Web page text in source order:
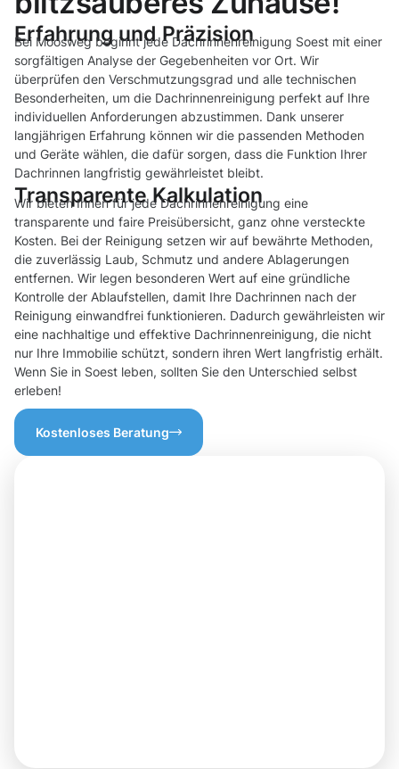
Erfahrung und Präzision
Bei Moosweg beginnt jede Dachrinnenreinigung Soest mit einer
sorgfältigen Analyse der Gegebenheiten vor Ort. Wir
überprüfen den Verschmutzungsgrad und alle technischen
Besonderheiten, um die Dachrinnenreinigung perfekt auf Ihre
individuellen Anforderungen abzustimmen. Dank unserer
langjährigen Erfahrung können wir die passenden Methoden
und Geräte wählen, die dafür sorgen, dass die Funktion Ihrer
Dachrinnen langfristig gewährleistet bleibt.
Transparente Kalkulation
Wir bieten Ihnen für jede Dachrinnenreinigung eine
transparente und faire Preisübersicht, ganz ohne versteckte
Kosten. Bei der Reinigung setzen wir auf bewährte Methoden,
die zuverlässig Laub, Schmutz und andere Ablagerungen
entfernen. Wir legen besonderen Wert auf eine gründliche
Kontrolle der Ablaufstellen, damit Ihre Dachrinnen nach der
Reinigung einwandfrei funktionieren. Dadurch gewährleisten wir
eine nachhaltige und effektive Dachrinnenreinigung, die nicht
nur Ihre Immobilie schützt, sondern ihren Wert langfristig erhält.
Wenn Sie in Soest leben, sollten Sie den Unterschied selbst
erleben!
Kostenloses Beratung